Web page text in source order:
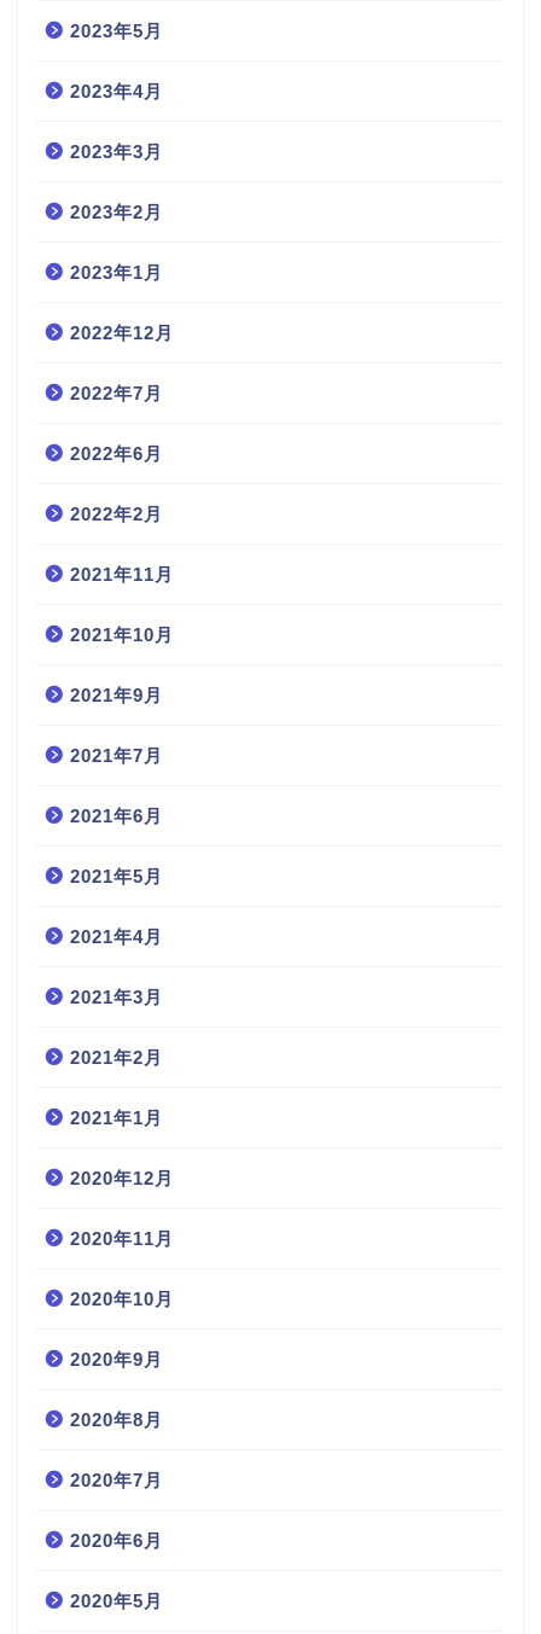
2023年5月
2023年4月
2023年3月
2023年2月
2023年1月
2022年12月
2022年7月
2022年6月
2022年2月
2021年11月
2021年10月
2021年9月
2021年7月
2021年6月
2021年5月
2021年4月
2021年3月
2021年2月
2021年1月
2020年12月
2020年11月
2020年10月
2020年9月
2020年8月
2020年7月
2020年6月
2020年5月